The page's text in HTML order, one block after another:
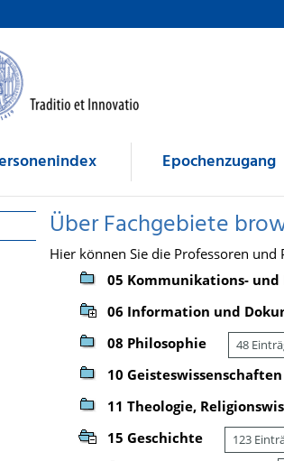
Epochenzugang
Über Fachgebiete
Hier können Sie die Professoren
05 Kommunikations-
06 Information und
08 Philosophie 48
10
11 Theologie,
15 Geschichte 123